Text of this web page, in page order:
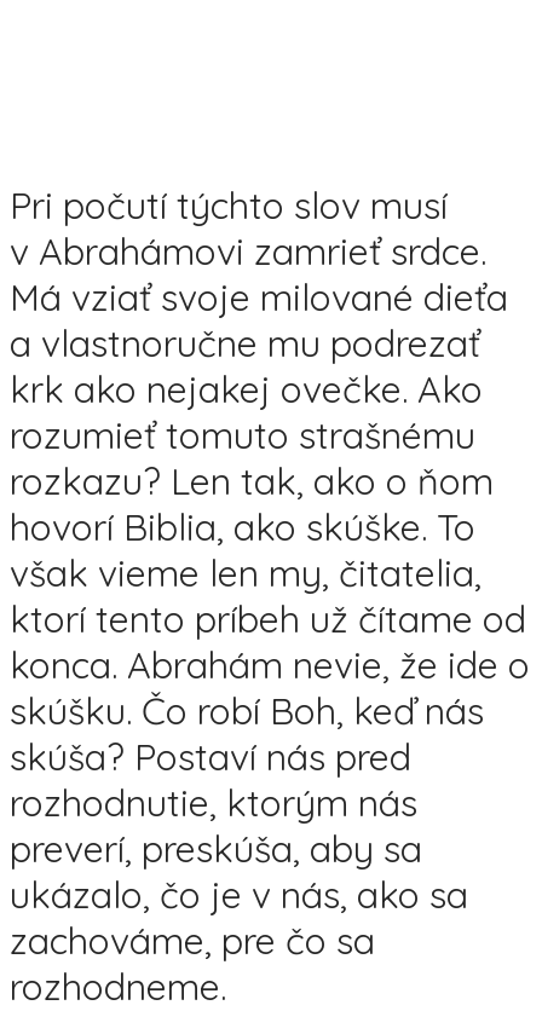
Pri počutí týchto slov musí
v Abrahámovi zamrieť srdce.
Má vziať svoje milované dieťa
a vlastnoručne mu podrezať
krk ako nejakej ovečke. Ako
rozumieť tomuto strašnému
rozkazu? Len tak, ako o ňom
hovorí Biblia, ako skúške. To
však vieme len my, čitatelia,
ktorí tento príbeh už čítame od
konca. Abrahám nevie, že ide o
skúšku. Čo robí Boh, keď nás
skúša? Postaví nás pred
rozhodnutie, ktorým nás
preverí, preskúša, aby sa
ukázalo, čo je v nás, ako sa
zachováme, pre čo sa
rozhodneme.